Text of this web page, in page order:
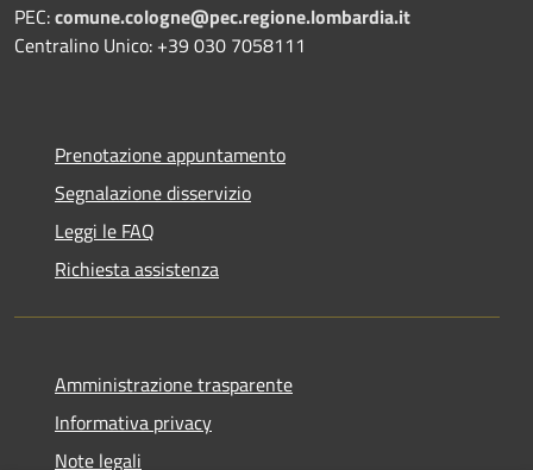
PEC:comune.cologne@pec.regione.lombardia.it
Centralino Unico: +39 030 7058111
Prenotazione appuntamento
Segnalazione disservizio
Leggi le FAQ
Richiesta assistenza
Amministrazione trasparente
Informativa privacy
Note legali